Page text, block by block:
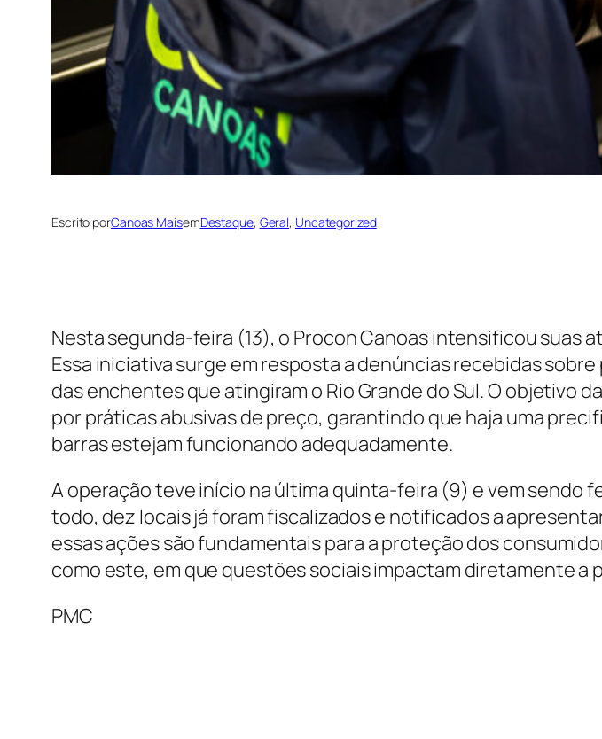
Escrito porCanoas MaisemDestaque, Geral, Uncategorized
Nesta segunda-feira (13), o Procon Canoas intensificou suas
Essa iniciativa surge em resposta a denúncias recebidas
das enchentes que atingiram o Rio Grande do Sul. O objetivo
por práticas abusivas de preço, garantindo que haja uma
barras estejam funcionando adequadamente.
A operação teve início na última quinta-feira (9) e vem sendo
todo, dez locais já foram fiscalizados e notificados a
essas ações são fundamentais para a proteção dos
como este, em que questões sociais impactam diretamente a
PMC